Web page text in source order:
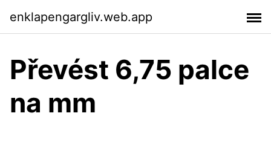
enklapengargliv.web.app
Převést 6,75 palce
na mm